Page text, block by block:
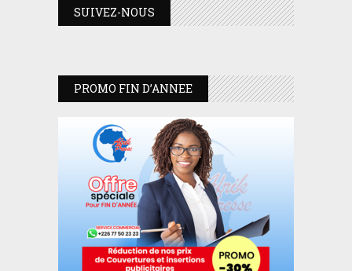
SUIVEZ-NOUS
PROMO FIN D’ANNEE